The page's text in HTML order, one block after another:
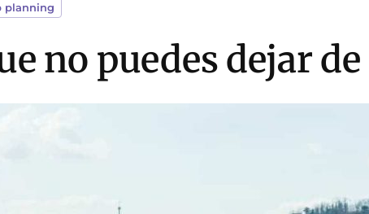
planning
no puedes dejar